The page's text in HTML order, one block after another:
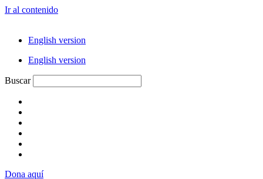
Ir al contenido
English version
English version
Buscar
Dona aquí